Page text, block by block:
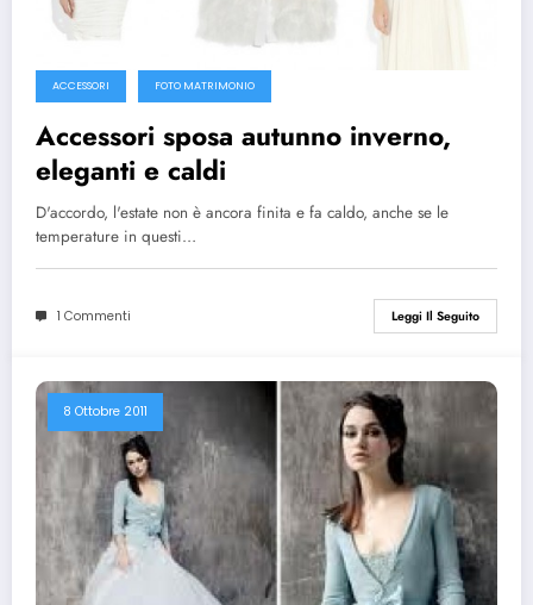
ACCESSORI FOTO MATRIMONIO
Accessori sposa autunno inverno,
eleganti e caldi
D'accordo, l'estate non è ancora finita e fa caldo, anche se le
temperature in questi…
1 Commenti Leggi Il Seguito
8 Ottobre 2011